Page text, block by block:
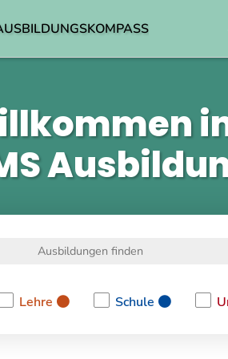
Lehre
Schule